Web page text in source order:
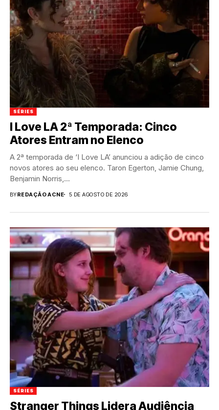
SÉRIES
I Love LA 2ª Temporada: Cinco
Atores Entram no Elenco
A 2ª temporada de ‘I Love LA’ anunciou a adição de cinco
novos atores ao seu elenco. Taron Egerton, Jamie Chung,
Benjamin Norris,...
BYREDAÇÃO ACNE 5 DE AGOSTO DE 2026
SÉRIES
Stranger Things Lidera Audiência